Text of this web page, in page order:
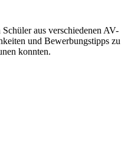
aus verschiedenen AV-
und Bewerbungstipps zu
konnten.